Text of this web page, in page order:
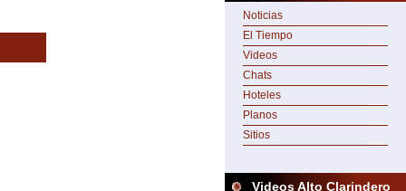
Noticias
El Tiempo
Videos
Chats
Hoteles
Planos
Sitios
Videos Alto Clarindero